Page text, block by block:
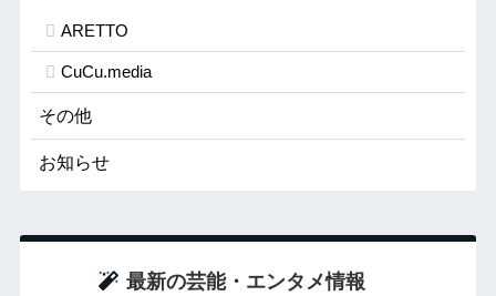
ARETTO
CuCu.media
その他
お知らせ
最新の芸能・エンタメ情報